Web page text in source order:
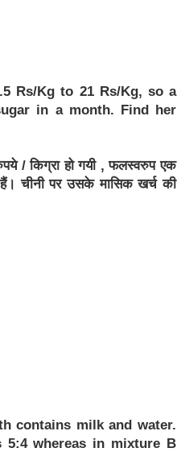
Rs/Kg to 21 Rs/Kg, so a
in a month. Find her
/ किग्रा हो गयी , फलस्वरुप एक
चीनी पर उसके मासिक खर्च की
contains milk and water.
whereas in mixture B